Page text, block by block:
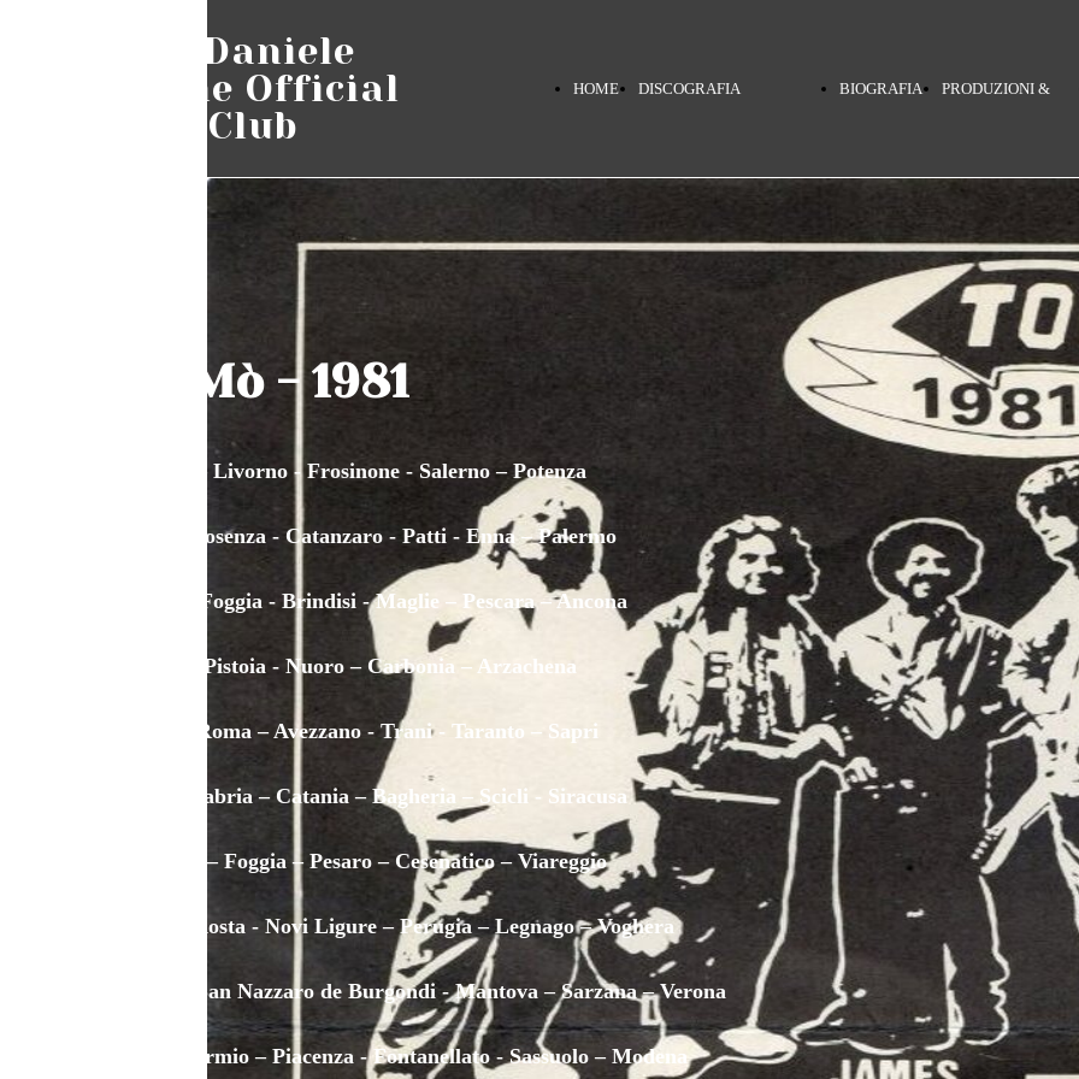
HOME DISCOGRAFIA
TERRA MIA
PINO DANIELE
VAI MÒ
BELLA
'MBRIANA
MUSICANTE
SCIÒ
BIOGRAFIA PRODUZIONI &
Pino Daniele
Online Official
Fans Club
Vai Mò - 1981
Macerata – Livorno - Frosinone - Salerno – Potenza
Matera - Cosenza - Catanzaro - Patti - Enna – Palermo
Avellino – Foggia - Brindisi - Maglie – Pescara – Ancona
Mantova - Pistoia - Nuoro – Carbonia – Arzachena
Perugia – Roma – Avezzano - Trani - Taranto – Sapri
Reggio Calabria – Catania – Bagheria – Scicli - Siracusa
Lagonegro – Foggia – Pesaro – Cesenatico – Viareggio
Varazze - Aosta - Novi Ligure – Perugia – Legnago – Voghera
Crotone - San Nazzaro de Burgondi - Mantova – Sarzana – Verona
Udine – Bormio – Piacenza - Fontanellato - Sassuolo – Modena